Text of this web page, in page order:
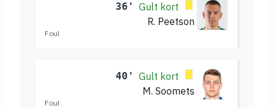
36'
Gult kort
R. Peetson
Foul
40'
Gult kort
M. Soomets
Foul